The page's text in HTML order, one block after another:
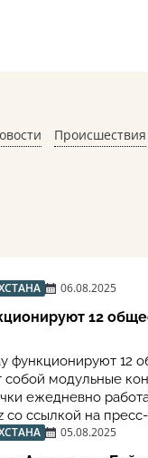
Происшествия
06.08.2025
12
функционируют 12
собой модульные
ежедневно
со ссылкой на
05.08.2025